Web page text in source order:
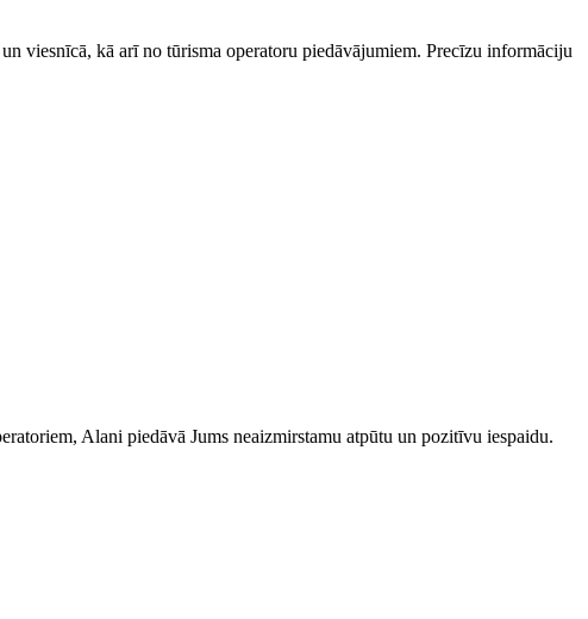
viesnīcā, kā arī no tūrisma operatoru piedāvājumiem. Precīzu informāciju
Alani piedāvā Jums neaizmirstamu atpūtu un pozitīvu iespaidu.